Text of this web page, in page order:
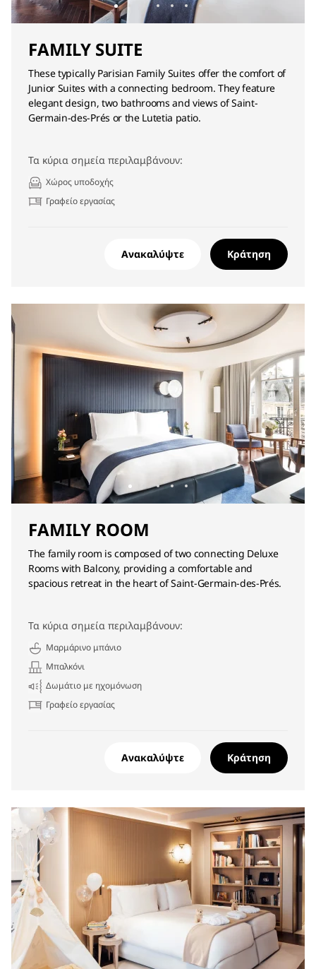
FAMILY SUITE
These typically Parisian Family Suites offer the comfort of
Junior Suites with a connecting bedroom. They feature
elegant design, two bathrooms and views of Saint-
Germain-des-Prés or the Lutetia patio.
Τα κύρια σημεία περιλαμβάνουν:
Χώρος υποδοχής
Γραφείο εργασίας
Ανακαλύψτε Κράτηση
FAMILY ROOM
The family room is composed of two connecting Deluxe
Rooms with Balcony, providing a comfortable and
spacious retreat in the heart of Saint-Germain-des-Prés.
Τα κύρια σημεία περιλαμβάνουν:
Μαρμάρινο μπάνιο
Μπαλκόνι
Δωμάτιο με ηχομόνωση
Γραφείο εργασίας
Ανακαλύψτε Κράτηση